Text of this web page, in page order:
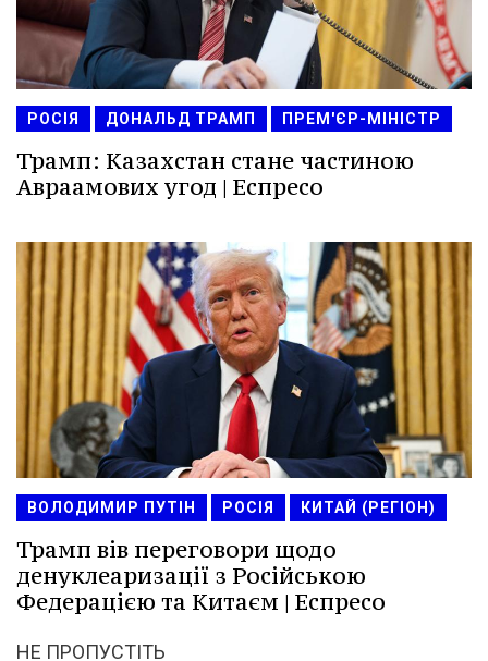
РОСІЯ ДОНАЛЬД ТРАМП ПРЕМ'ЄР-МІНІСТР
Трамп: Казахстан стане частиною
Авраамових угод | Еспресо
ВОЛОДИМИР ПУТІН РОСІЯ КИТАЙ (РЕГІОН)
Трамп вів переговори щодо
денуклеаризації з Російською
Федерацією та Китаєм | Еспресо
НЕ ПРОПУСТІТЬ